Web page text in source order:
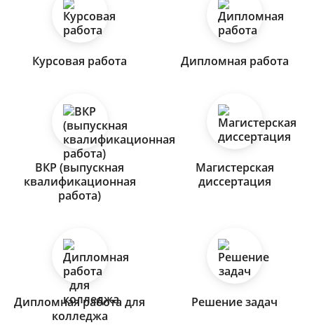
Курсовая работа Дипломная работа
ВКР (выпускная
квалификационная
работа)
Магистерская
диссертация
Дипломная работа для
колледжа
Решение задач